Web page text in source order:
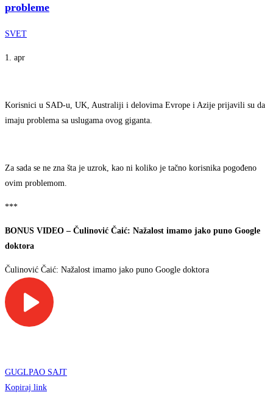
probleme
SVET
1. apr
Korisnici u SAD-u, UK, Australiji i delovima Evrope i Azije prijavili su da
imaju problema sa uslugama ovog giganta.
Za sada se ne zna šta je uzrok, kao ni koliko je tačno korisnika pogođeno
ovim problemom.
***
BONUS VIDEO – Čulinović Čaić: Nažalost imamo jako puno Google
doktora
Čulinović Čaić: Nažalost imamo jako puno Google doktora
GUGLPAO SAJT
Kopiraj link